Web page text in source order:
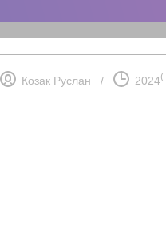
Козак Руслан / 2024(